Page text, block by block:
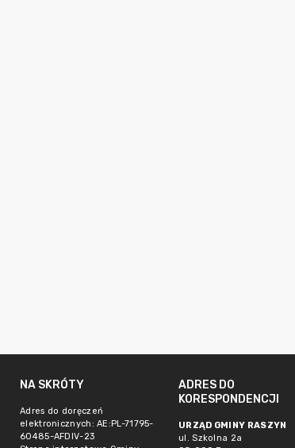
NA SKRÓTY
Adres do doręczeń
elektronicznych: AE:PL-71795-
60485-AFDIV-23
ADRES DO
KORESPONDENCJI
URZĄD GMINY RASZYN
ul. Szkolna 2a